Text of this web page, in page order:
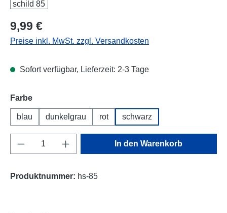
Regulärer Preis:
9,99 €
Preise inkl. MwSt. zzgl. Versandkosten
Sofort verfügbar, Lieferzeit: 2-3 Tage
Farbe
blau dunkelgrau rot schwarz
Produkt Anzahl: Gib den gewünschten
In den Warenkorb
Produktnummer: hs-85